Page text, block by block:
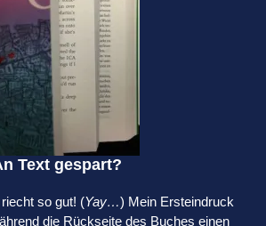
Text gespart?
so gut! (Yay…) Mein Ersteindruck
die Rückseite des Buches einen